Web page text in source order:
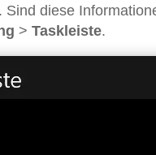
Sind diese
> Taskleiste.